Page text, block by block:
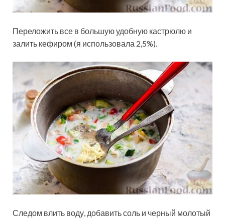
Переложить все в большую удобную кастрюлю и
залить кефиром (я использовала 2,5%).
Следом влить воду, добавить соль и черный молотый